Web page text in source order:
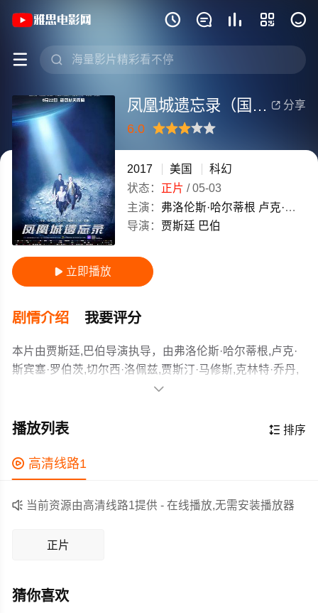
    
 
《凤凰城遗忘录（国语版）》(2017)美
 分享
凤凰城遗忘录（国语版）
6.0
推荐力荐
2017 美国
科幻
状态： 正片 /05-03
主演： 弗洛伦斯·哈尔蒂根 卢克·斯宾塞·罗伯茨
导演： 贾斯廷 巴伯
 立即播放
剧情介绍 我要评分
本片由贾斯廷,巴伯导演执导，由弗洛伦斯·哈尔蒂根,卢克·
斯宾塞·罗伯茨,切尔西·洛佩兹,贾斯汀·马修斯,克林特·乔丹,
赛恩斯雀里马特,雅尼娜·杰克逊,马特·比德尔,安娜·德拉·克
德等主演，故事情节跌岩起伏、扣人心弦，领广大科幻片
生，三名青少年乔希、艾希莉、马克在用DV记录这一切的
年之际，乔希的妹妹苏菲为了寻找真相，决定和男朋友杰
伊展开调查，随着当年拍摄的内容不断被披露，隐藏在背
后的真相也将浮出水面。
作为一部 上映的科幻电影，在当期同类题材影片中具有一
定的看点，在演员表现和剧情架构上也都有不错的亮点，
剧情紧凑，角色塑造鲜明，适合喜欢科幻类电影的观众观

 排序
播放列表
 高清线路1
 当前资源由高清线路1提供 - 在线播放,无需安装播放器
正片
猜你喜欢